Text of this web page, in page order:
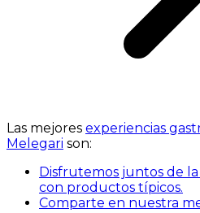
Las mejores experiencias
Melegari son:
Disfrutemos juntos de
con productos típicos.
Comparte en nuestra